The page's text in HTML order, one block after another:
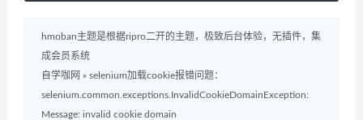
hmoban主题是根据ripro二开的主题，极致后台体验，无插件，集
成会员系统
自学咖网 » selenium加载cookie报错问题：
selenium.common.exceptions.InvalidCookieDomainException:
Message: invalid cookie domain